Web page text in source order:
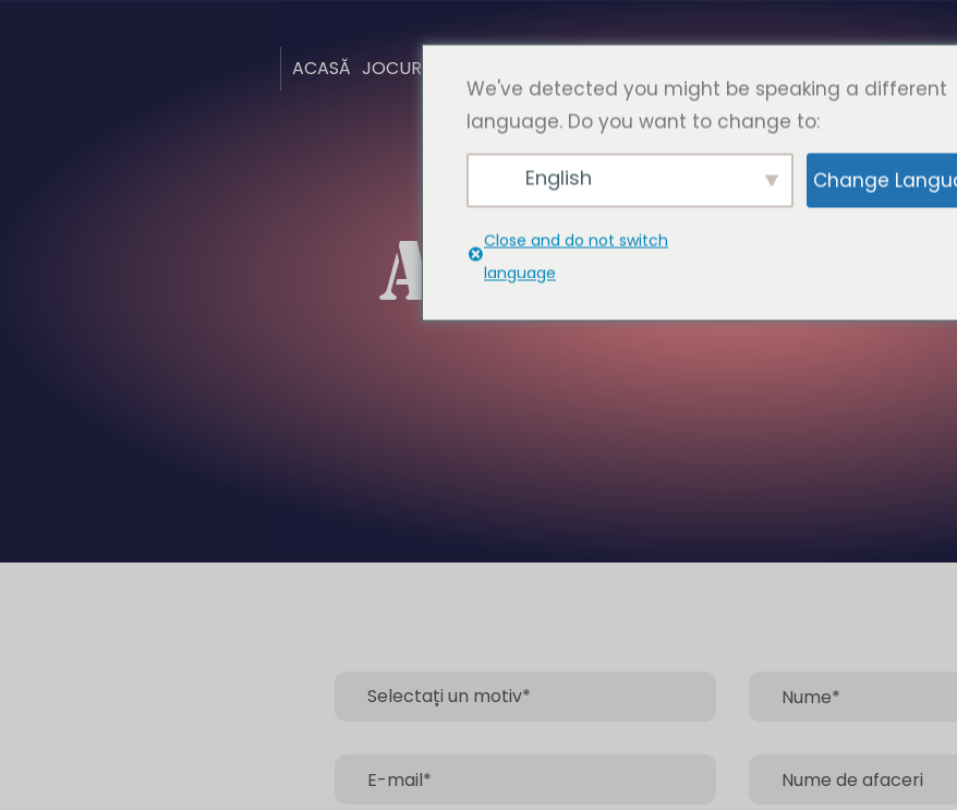
ACASĂ JOCURI
A LUA
We've detected you might be speaking a different
language. Do you want to change to:
English Change
Close and do not switch
language